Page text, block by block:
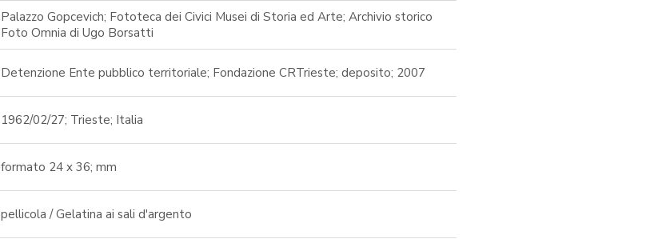
Palazzo Gopcevich; Fototeca dei Civici Musei di Storia ed Arte; Archivio storico
Foto Omnia di Ugo Borsatti
Detenzione Ente pubblico territoriale; Fondazione CRTrieste; deposito; 2007
1962/02/27; Trieste; Italia
formato 24 x 36; mm
pellicola / Gelatina ai sali d'argento